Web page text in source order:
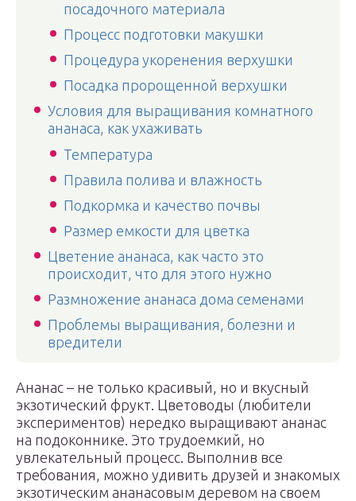
посадочного материала
Процесс подготовки макушки
Процедура укоренения верхушки
Посадка пророщенной верхушки
Условия для выращивания комнатного
ананаса, как ухаживать
Температура
Правила полива и влажность
Подкормка и качество почвы
Размер емкости для цветка
Цветение ананаса, как часто это
происходит, что для этого нужно
Размножение ананаса дома семенами
Проблемы выращивания, болезни и
вредители
Ананас – не только красивый, но и вкусный
экзотический фрукт. Цветоводы (любители
экспериментов) нередко выращивают ананас
на подоконнике. Это трудоемкий, но
увлекательный процесс. Выполнив все
требования, можно удивить друзей и знакомых
экзотическим ананасовым деревом на своем